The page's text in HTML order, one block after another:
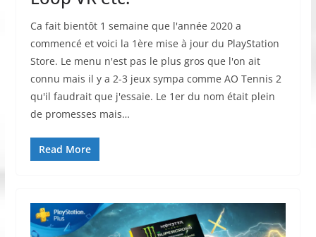
Ca fait bientôt 1 semaine que l'année 2020 a
commencé et voici la 1ère mise à jour du PlayStation
Store. Le menu n'est pas le plus gros que l'on ait
connu mais il y a 2-3 jeux sympa comme AO Tennis 2
qu'il faudrait que j'essaie. Le 1er du nom était plein
de promesses mais…
Read More